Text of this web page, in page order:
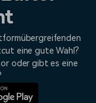
eine gute Wahl?
oder gibt es eine